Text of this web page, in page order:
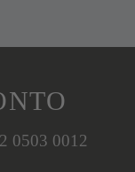
0503 0012